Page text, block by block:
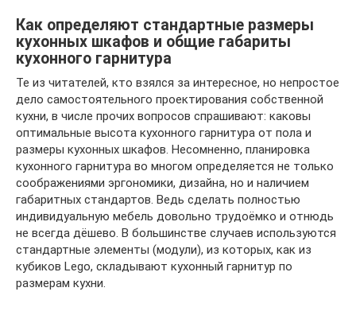
Как определяют стандартные размеры
кухонных шкафов и общие габариты
кухонного гарнитура
Те из читателей, кто взялся за интересное, но непростое
дело самостоятельного проектирования собственной
кухни, в числе прочих вопросов спрашивают: каковы
оптимальные высота кухонного гарнитура от пола и
размеры кухонных шкафов. Несомненно, планировка
кухонного гарнитура во многом определяется не только
соображениями эргономики, дизайна, но и наличием
габаритных стандартов. Ведь сделать полностью
индивидуальную мебель довольно трудоёмко и отнюдь
не всегда дёшево. В большинстве случаев используются
стандартные элементы (модули), из которых, как из
кубиков Lego, складывают кухонный гарнитур по
размерам кухни.